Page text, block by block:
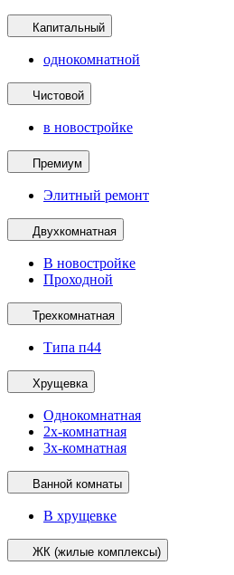
Капитальный
однокомнатной
Чистовой
в новостройке
Премиум
Элитный ремонт
Двухкомнатная
В новостройке
Проходной
Трехкомнатная
Типа п44
Хрущевка
Однокомнатная
2х-комнатная
3х-комнатная
Ванной комнаты
В хрущевке
ЖК (жилые комплексы)